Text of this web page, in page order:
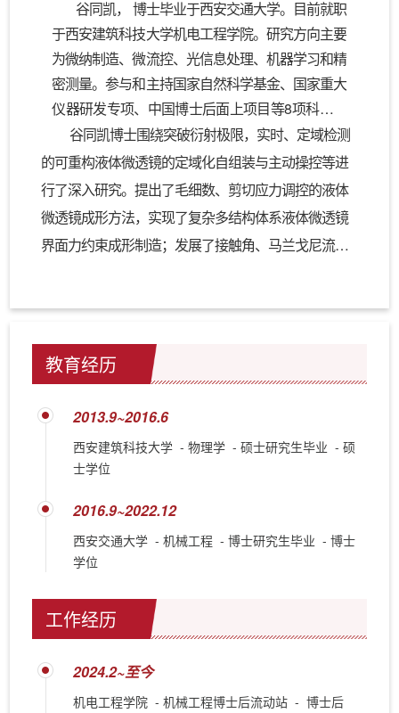
谷同凯，
博士毕业于西安交通大学。目前就职
于西安建筑科技大学机电工程学院。研究方向主要
为微纳制造、微流控、光信息处理、机器学习和精
密测量。参与和主持国家自然科学基金、国家重大
仪器研发专项、中国博士后面上项目等8项科研项
目。迄今在Physics of Fluids, Optical Materials,
Journal of Microelectromechanical Systems等期刊发
表16篇论文，其中以第一作者发表SCI论文9篇。
谷同凯博士围绕突破衍射极限，实时、定域检测
的可重构液体微透镜的定域化自组装与主动操控等进
行了深入研究。提出了毛细数、剪切应力调控的液体
微透镜成形方法，实现了复杂多结构体系液体微透镜
界面力约束成形制造；发展了接触角、马兰戈尼流随
模型，实现了实时、定域可重构的超分辨检测；发展
了微透镜阵列光场成像方法，实现了超分辨率的光场
图像和边缘轮廓的清晰重构。
教育经历
2013.9~2016.6
西安建筑科技大学 - 物理学 - 硕士研究生毕业 - 硕
士学位
2016.9~2022.12
西安交通大学 - 机械工程 - 博士研究生毕业 - 博士
学位
工作经历
2024.2~至今
机电工程学院 - 机械工程博士后流动站 - 博士后